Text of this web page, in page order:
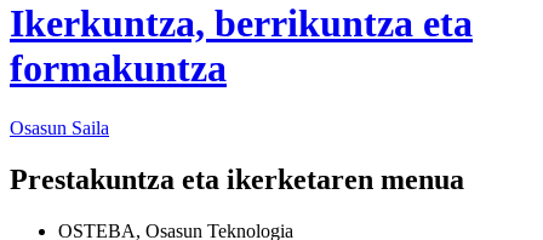
Ikerkuntza, berrikuntza eta
formakuntza
Osasun Saila
Prestakuntza eta ikerketaren menua
OSTEBA, Osasun Teknologia